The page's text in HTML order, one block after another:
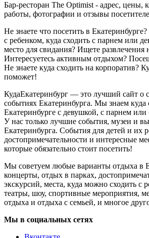
Бар-ресторан The Optimist - адрес, цены,
работы, фотографии и отзывы
Не знаете что посетить в
с ребенком, куда сходить с парнем или
место для свидания? Ищете развлечения
Интересуетесь активным отдыхом?
Не знаете куда сходить на корпоратив?
поможет!
КудаЕкатеринбург — это лучший сайт о
событиях Екатеринбурга. Мы знаем куда
Екатеринбурге с девушкой, с парнем
У нас только лучшие события, музеи и
Екатеринбурга. События для детей и их
достопримечательности и интересные
которые обязательно стоит посетить!
Мы советуем любые варианты отдыха в
концерты, отдых в парках,
экскурсий, места, куда можно сходить с
театры, шоу, спортивные мероприятия,
отдыха и отдыха с семьей, и многое
Мы в социальных сетях